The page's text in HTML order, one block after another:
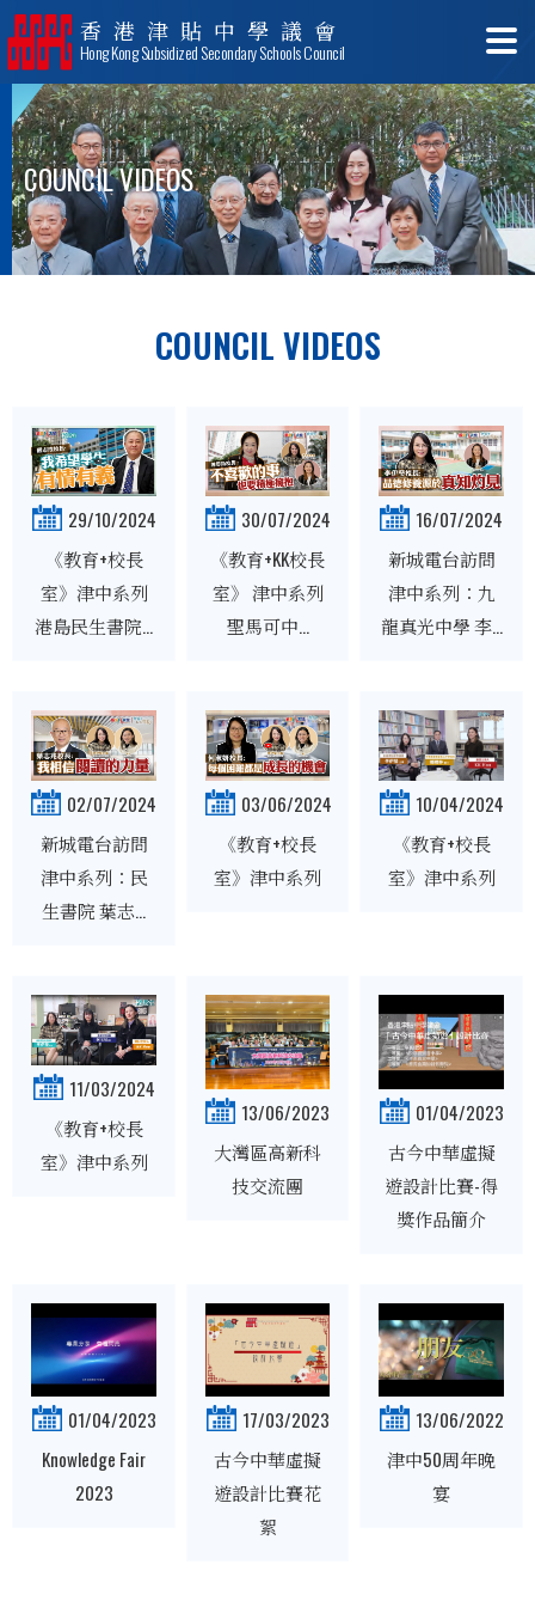
香港津貼中學議會
Hong Kong Subsidized Secondary Schools Council
COUNCIL VIDEOS
COUNCIL VIDEOS
29/10/2024
《教育+校長
室》津中系列
港島民生書院...
30/07/2024
《教育+KK校長
室》 津中系列
聖馬可中...
16/07/2024
新城電台訪問
津中系列：九
龍真光中學 李...
02/07/2024
新城電台訪問
津中系列：民
生書院 葉志...
03/06/2024
《教育+校長
室》津中系列
10/04/2024
《教育+校長
室》津中系列
11/03/2024
《教育+校長
室》津中系列
13/06/2023
大灣區高新科
技交流團
01/04/2023
古今中華虛擬
遊設計比賽-得
獎作品簡介
01/04/2023
Knowledge Fair
2023
17/03/2023
古今中華虛擬
遊設計比賽花
絮
13/06/2022
津中50周年晚
宴